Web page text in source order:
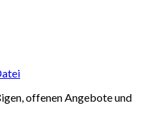
offenen Angebote und